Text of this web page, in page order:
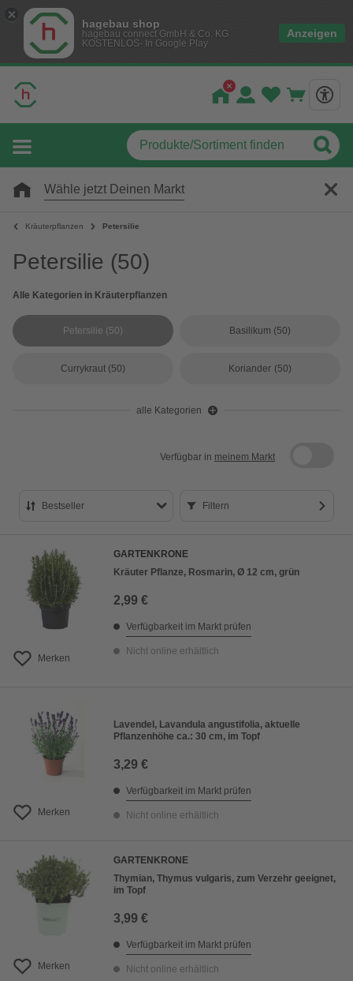
hagebau shop
hagebau connect GmbH & Co. KG
KOSTENLOS- In Google Play
Anzeigen
Wähle jetzt Deinen Markt
Kräuterpflanzen Petersilie
Petersilie (50)
Alle Kategorien in Kräuterpflanzen
Petersilie (50) Basilikum (50)
Currykraut (50) Koriander (50)
alle Kategorien
Verfügbar in meinem Markt
Bestseller
Preis aufsteigend
Preis absteigend
Bewertung
Filtern
Merken
GARTENKRONE
Kräuter Pflanze, Rosmarin, Ø 12 cm, grün
2,99 €
Verfügbarkeit im Markt prüfen
Nicht online erhältlich
Merken
Lavendel, Lavandula angustifolia, aktuelle
Pflanzenhöhe ca.: 30 cm, im Topf
3,29 €
Verfügbarkeit im Markt prüfen
Nicht online erhältlich
Merken
GARTENKRONE
Thymian, Thymus vulgaris, zum Verzehr geeignet,
im Topf
3,99 €
Verfügbarkeit im Markt prüfen
Nicht online erhältlich